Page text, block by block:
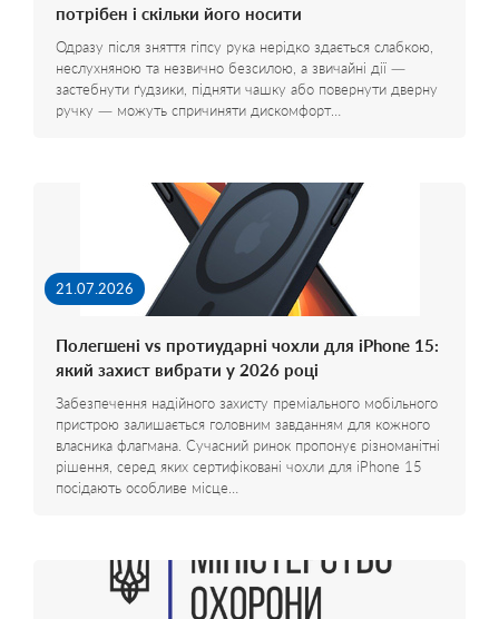
потрібен і скільки його носити
Одразу після зняття гіпсу рука нерідко здається слабкою,
неслухняною та незвично безсилою, а звичайні дії —
застебнути ґудзики, підняти чашку або повернути дверну
ручку — можуть спричиняти дискомфорт…
21.07.2026
Полегшені vs протиударні чохли для iPhone 15:
який захист вибрати у 2026 році
Забезпечення надійного захисту преміального мобільного
пристрою залишається головним завданням для кожного
власника флагмана. Сучасний ринок пропонує різноманітні
рішення, серед яких сертифіковані чохли для iPhone 15
посідають особливе місце…